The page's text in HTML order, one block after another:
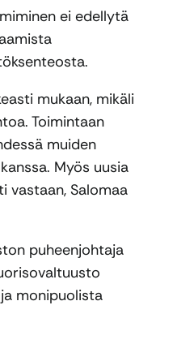
ei edellytä
mukaan, mikäli
Toimintaan
muiden
Myös uusia
vastaan, Salomaa
puheenjohtaja
monipuolista